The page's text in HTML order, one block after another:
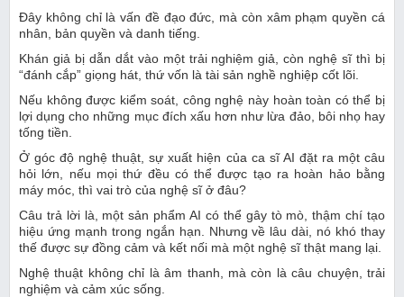
Đây không chỉ là vấn đề đạo đức, mà còn xâm phạm quyền cá
nhân, bản quyền và danh tiếng.
Khán giả bị dẫn dắt vào một trải nghiệm giả, còn nghệ sĩ thì bị
“đánh cắp” giọng hát, thứ vốn là tài sản nghề nghiệp cốt lõi.
Nếu không được kiểm soát, công nghệ này hoàn toàn có thể bị
lợi dụng cho những mục đích xấu hơn như lừa đảo, bôi nhọ hay
tống tiền.
Ở góc độ nghệ thuật, sự xuất hiện của ca sĩ AI đặt ra một câu
hỏi lớn, nếu mọi thứ đều có thể được tạo ra hoàn hảo bằng
máy móc, thì vai trò của nghệ sĩ ở đâu?
Câu trả lời là, một sản phẩm AI có thể gây tò mò, thậm chí tạo
hiệu ứng mạnh trong ngắn hạn. Nhưng về lâu dài, nó khó thay
thế được sự đồng cảm và kết nối mà một nghệ sĩ thật mang lại.
Nghệ thuật không chỉ là âm thanh, mà còn là câu chuyện, trải
nghiệm và cảm xúc sống.